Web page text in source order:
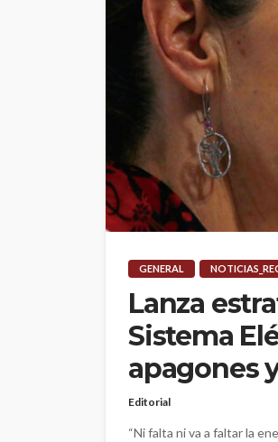
GENERAL
Lanza
Sistema
apagones
Editorial
“Ni falta ni va a faltar la